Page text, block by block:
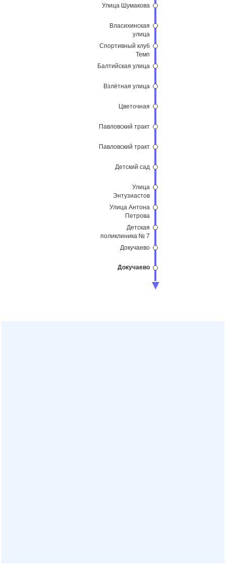
Улица Шумакова
Власихинская
улица
Спортивный клуб
Темп
Балтийская улица
Взлётная улица
Цветочная
Павловский тракт
Павловский тракт
Детский сад
Улица
Энтузиастов
Улица Антона
Петрова
Детская
поликлиника № 7
Докучаево
Докучаево